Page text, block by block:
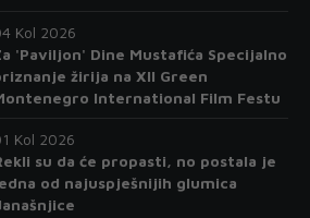
Kol 2026
'Paviljon' Dine Mustafića Specijalno
žirija na XII Green
International Film Festu
Kol 2026
su da će propasti, no postala je
od najuspješnijih glumica